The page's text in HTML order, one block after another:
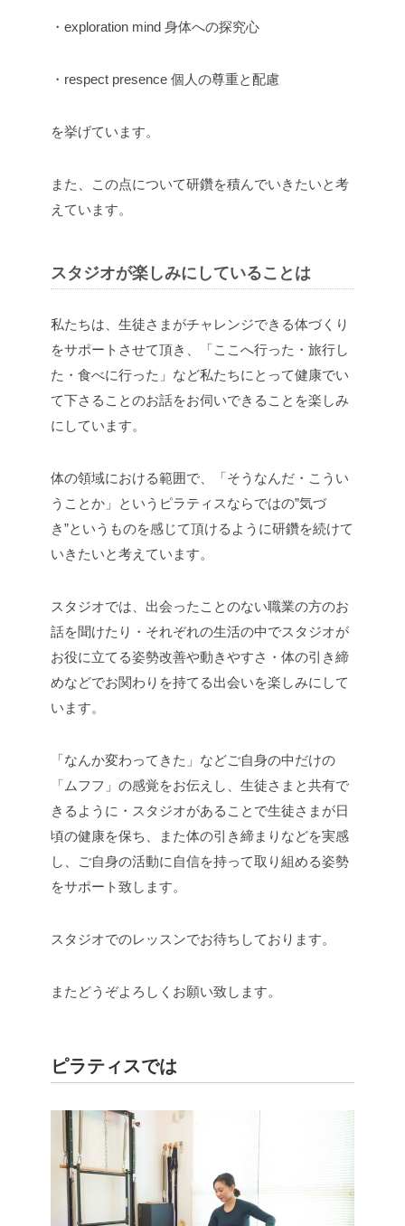
・exploration mind 身体への探究心
・respect presence 個人の尊重と配慮
を挙げています。
また、この点について研鑽を積んでいきたいと考
えています。
スタジオが楽しみにしていることは
私たちは、生徒さまがチャレンジできる体づくり
をサポートさせて頂き、「ここへ行った・旅行し
た・食べに行った」など私たちにとって健康でい
て下さることのお話をお伺いできることを楽しみ
にしています。
体の領域における範囲で、「そうなんだ・こうい
うことか」というピラティスならではの”気づ
き”というものを感じて頂けるように研鑽を続けて
いきたいと考えています。
スタジオでは、出会ったことのない職業の方のお
話を聞けたり・それぞれの生活の中でスタジオが
お役に立てる姿勢改善や動きやすさ・体の引き締
めなどでお関わりを持てる出会いを楽しみにして
います。
「なんか変わってきた」などご自身の中だけの
「ムフフ」の感覚をお伝えし、生徒さまと共有で
きるように・スタジオがあることで生徒さまが日
頃の健康を保ち、また体の引き締まりなどを実感
し、ご自身の活動に自信を持って取り組める姿勢
をサポート致します。
スタジオでのレッスンでお待ちしております。
またどうぞよろしくお願い致します。
ピラティスでは